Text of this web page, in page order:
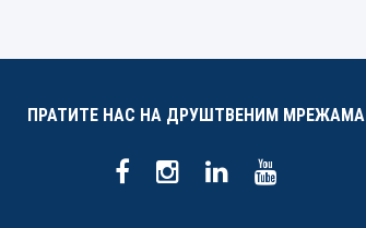
ПРАТИТЕ НАС НА ДРУШТВЕНИМ МРЕЖАМА